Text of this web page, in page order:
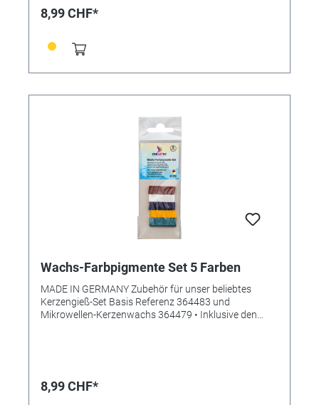
8,99 CHF*
Wachs-Farbpigmente Set 5 Farben
MADE IN GERMANY Zubehör für unser beliebtes
Kerzengieß-Set Basis Referenz 364483 und
Mikrowellen-Kerzenwachs 364479 • Inklusive den
8,99 CHF*